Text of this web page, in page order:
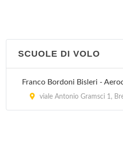
Blu Progetto Mare
Blu Sailing
via Principe Eugenio 24,
SCUOLE DI VOLO
Franco Bordoni Bisleri -
viale Antonio Gramsci 1,